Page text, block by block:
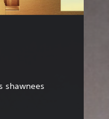
shawnees